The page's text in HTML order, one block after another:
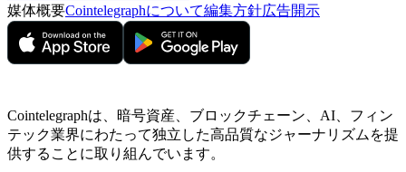
媒体概要Cointelegraphについて編集方針広告開示
Cointelegraphは、暗号資産、ブロックチェーン、AI、フィン
テック業界にわたって独立した高品質なジャーナリズムを提
供することに取り組んでいます。